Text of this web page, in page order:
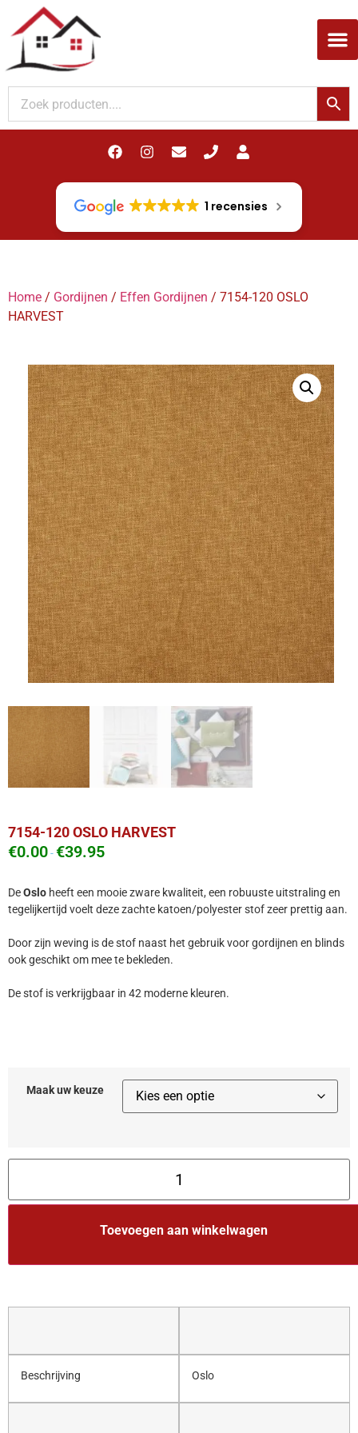
1 recensies
Home / Gordijnen / Effen Gordijnen / 7154-120 OSLO
HARVEST
7154-120 OSLO HARVEST
€0.00-€39.95
DeOslo heeft een mooie zware kwaliteit, een robuuste uitstraling en
tegelijkertijd voelt deze zachte katoen/polyester stof zeer prettig aan.
Door zijn weving is de stof naast het gebruik voor gordijnen en blinds
ook geschikt om mee te bekleden.
De stof is verkrijgbaar in 42 moderne kleuren.
Maak uw keuze
Toevoegen aan winkelwagen
Beschrijving Oslo